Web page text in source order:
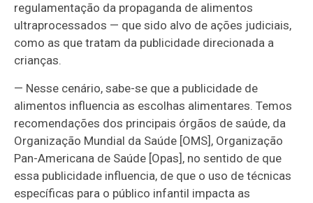
regulamentação da propaganda de alimentos
ultraprocessados — que sido alvo de ações judiciais,
como as que tratam da publicidade direcionada a
crianças.
— Nesse cenário, sabe-se que a publicidade de
alimentos influencia as escolhas alimentares. Temos
recomendações dos principais órgãos de saúde, da
Organização Mundial da Saúde [OMS], Organização
Pan-Americana de Saúde [Opas], no sentido de que
essa publicidade influencia, de que o uso de técnicas
específicas para o público infantil impacta as